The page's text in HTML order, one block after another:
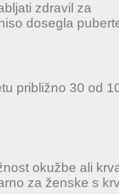
zdravil za
dosegla
približno 30 od
okužbe ali
za ženske s